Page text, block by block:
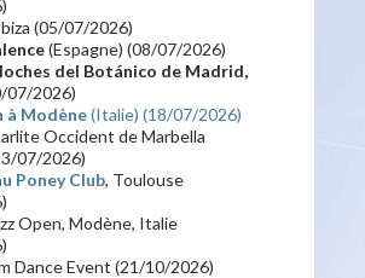
Coffret(17) Chronologie(16)
(16)
(16) Les concerts en Chine (16)
Houston
Belgique
(14) Collaborations 70's(14)
France Inter(14)
(05/07/2026)
(Espagne) (08/07/2026)
del Botánico de Madrid,
07/2026)
à Modène(Italie) (18/07/2026)
Occident de Marbella
07/2026)
Poney Club, Toulouse
Open, Modène, Italie
Dance Event (21/10/2026)